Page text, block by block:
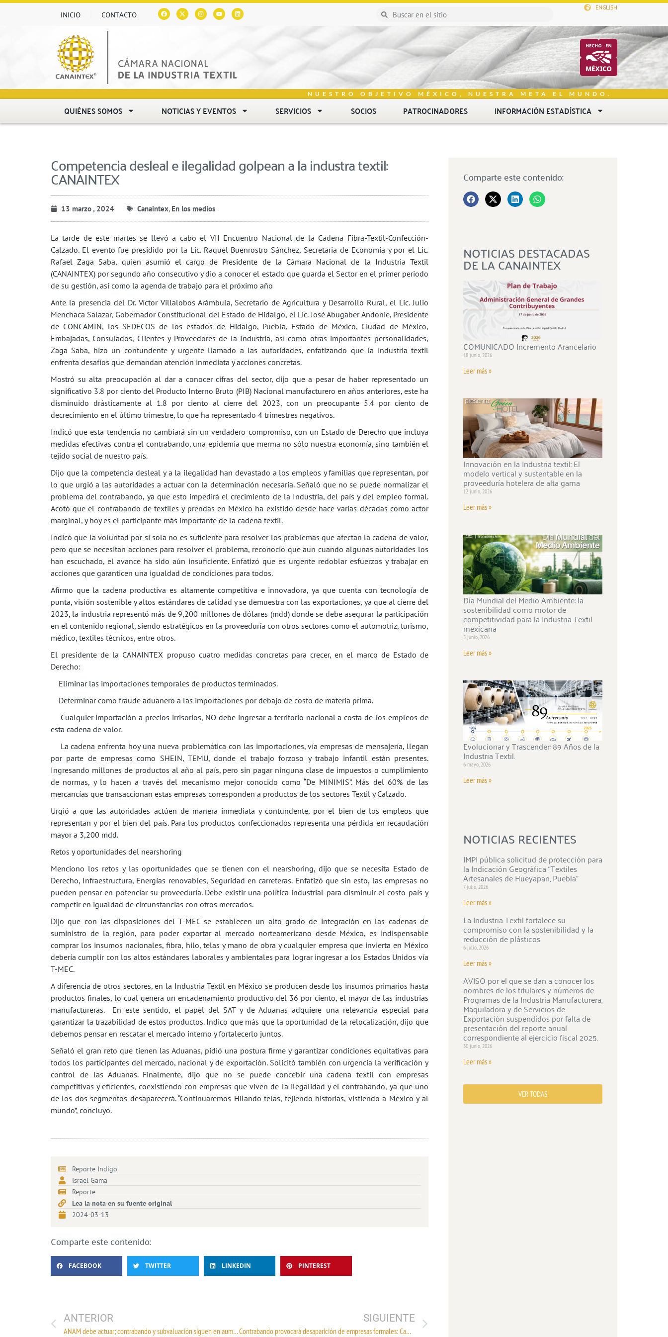
INICIO CONTACTO
ENGLISH
NUESTRO OBJETIVO MÉXICO, NUESTRA META EL MUNDO.
QUIÉNES SOMOS NOTICIAS Y EVENTOS SERVICIOS SOCIOS PATROCINADORES INFORMACIÓN ESTADÍSTICA
Competencia desleal e ilegalidad golpean a la industra textil:
CANAINTEX
13 marzo , 2024 Canaintex, En los medios
La tarde de este martes se llevó a cabo el VII Encuentro Nacional de la Cadena Fibra-Textil-Confección-
Calzado. El evento fue presidido por la Lic. Raquel Buenrostro Sánchez, Secretaria de Economía y por el Lic.
Rafael Zaga Saba, quien asumió el cargo de Presidente de la Cámara Nacional de la Industria Textil
(CANAINTEX) por segundo año consecutivo y dio a conocer el estado que guarda el Sector en el primer periodo
de su gestión, así como la agenda de trabajo para el próximo año
Ante la presencia del Dr. Víctor Villalobos Arámbula, Secretario de Agricultura y Desarrollo Rural, el Lic. Julio
Menchaca Salazar, Gobernador Constitucional del Estado de Hidalgo, el Lic. José Abugaber Andonie, Presidente
de CONCAMIN, los SEDECOS de los estados de Hidalgo, Puebla, Estado de México, Ciudad de México,
Embajadas, Consulados, Clientes y Proveedores de la Industria, así como otras importantes personalidades,
Zaga Saba, hizo un contundente y urgente llamado a las autoridades, enfatizando que la industria textil
enfrenta desafíos que demandan atención inmediata y acciones concretas.
Mostró su alta preocupación al dar a conocer cifras del sector, dijo que a pesar de haber representado un
significativo 3.8 por ciento del Producto Interno Bruto (PIB) Nacional manufacturero en años anteriores, este ha
disminuido drásticamente al 1.8 por ciento al cierre del 2023, con un preocupante 5.4 por ciento de
decrecimiento en el último trimestre, lo que ha representado 4 trimestres negativos.
Indicó que esta tendencia no cambiará sin un verdadero compromiso, con un Estado de Derecho que incluya
medidas efectivas contra el contrabando, una epidemia que merma no sólo nuestra economía, sino también el
tejido social de nuestro país.
Dijo que la competencia desleal y a la ilegalidad han devastado a los empleos y familias que representan, por
lo que urgió a las autoridades a actuar con la determinación necesaria. Señaló que no se puede normalizar el
problema del contrabando, ya que esto impedirá el crecimiento de la Industria, del país y del empleo formal.
Acotó que el contrabando de textiles y prendas en México ha existido desde hace varias décadas como actor
marginal, y hoy es el participante más importante de la cadena textil.
Indicó que la voluntad por sí sola no es suficiente para resolver los problemas que afectan la cadena de valor,
pero que se necesitan acciones para resolver el problema, reconoció que aun cuando algunas autoridades los
han escuchado, el avance ha sido aún insuficiente. Enfatizó que es urgente redoblar esfuerzos y trabajar en
acciones que garanticen una igualdad de condiciones para todos.
Afirmo que la cadena productiva es altamente competitiva e innovadora, ya que cuenta con tecnología de
punta, visión sostenible y altos estándares de calidad y se demuestra con las exportaciones, ya que al cierre del
2023, la industria representó más de 9,200 millones de dólares (mdd) donde se debe asegurar la participación
en el contenido regional, siendo estratégicos en la proveeduría con otros sectores como el automotriz, turismo,
médico, textiles técnicos, entre otros.
El presidente de la CANAINTEX propuso cuatro medidas concretas para crecer, en el marco de Estado de
Derecho:
Eliminar las importaciones temporales de productos terminados.
Determinar como fraude aduanero a las importaciones por debajo de costo de materia prima.
Cualquier importación a precios irrisorios, NO debe ingresar a territorio nacional a costa de los empleos de
esta cadena de valor.
La cadena enfrenta hoy una nueva problemática con las importaciones, vía empresas de mensajería, llegan
por parte de empresas como SHEIN, TEMU, donde el trabajo forzoso y trabajo infantil están presentes.
Ingresando millones de productos al año al país, pero sin pagar ninguna clase de impuestos o cumplimiento
de normas, y lo hacen a través del mecanismo mejor conocido como “De MINIMIS”. Más del 60% de las
mercancías que transaccionan estas empresas corresponden a productos de los sectores Textil y Calzado.
Urgió a que las autoridades actúen de manera inmediata y contundente, por el bien de los empleos que
representan y por el bien del país. Para los productos confeccionados representa una pérdida en recaudación
mayor a 3,200 mdd.
Retos y oportunidades del nearshoring
Menciono los retos y las oportunidades que se tienen con el nearshoring, dijo que se necesita Estado de
Derecho, Infraestructura, Energías renovables, Seguridad en carreteras. Enfatizó que sin esto, las empresas no
pueden pensar en potenciar su proveeduría. Debe existir una política industrial para disminuir el costo país y
competir en igualdad de circunstancias con otros mercados.
Dijo que con las disposiciones del T-MEC se establecen un alto grado de integración en las cadenas de
suministro de la región, para poder exportar al mercado norteamericano desde México, es indispensable
comprar los insumos nacionales, fibra, hilo, telas y mano de obra y cualquier empresa que invierta en México
debería cumplir con los altos estándares laborales y ambientales para lograr ingresar a los Estados Unidos vía
T-MEC.
A diferencia de otros sectores, en la Industria Textil en México se producen desde los insumos primarios hasta
productos finales, lo cual genera un encadenamiento productivo del 36 por ciento, el mayor de las industrias
manufactureras. En este sentido, el papel del SAT y de Aduanas adquiere una relevancia especial para
garantizar la trazabilidad de estos productos. Indico que más que la oportunidad de la relocalización, dijo que
debemos pensar en rescatar el mercado interno y fortalecerlo juntos.
Señaló el gran reto que tienen las Aduanas, pidió una postura firme y garantizar condiciones equitativas para
todos los participantes del mercado, nacional y de exportación. Solicitó también con urgencia la verificación y
control de las Aduanas. Finalmente, dijo que no se puede concebir una cadena textil con empresas
competitivas y eficientes, coexistiendo con empresas que viven de la ilegalidad y el contrabando, ya que uno
de los dos segmentos desaparecerá. “Continuaremos Hilando telas, tejiendo historias, vistiendo a México y al
mundo”, concluyó.
Reporte Indigo
Israel Gama
Reporte
Lea la nota en su fuente original
2024-03-13
Comparte este contenido:
FACEBOOK TWITTER LINKEDIN PINTEREST
ANTERIOR
ANAM debe actuar; contrabando y subvaluación siguen en aumento: Concamin
SIGUIENTE
Contrabando provocará desaparición de empresas formales: Canaintex
Comparte este contenido:
NOTICIAS DESTACADAS
DE LA CANAINTEX
COMUNICADO Incremento Arancelario
18 junio, 2026
Leer más »
Innovación en la Industria textil: El
modelo vertical y sustentable en la
proveeduría hotelera de alta gama
12 junio, 2026
Leer más »
Día Mundial del Medio Ambiente: la
sostenibilidad como motor de
competitividad para la Industria Textil
mexicana
5 junio, 2026
Leer más »
Evolucionar y Trascender: 89 Años de la
Industria Textil.
6 mayo, 2026
Leer más »
NOTICIAS RECIENTES
IMPI pública solicitud de protección para
la Indicación Geográfica “Textiles
Artesanales de Hueyapan, Puebla”
7 julio, 2026
Leer más »
La Industria Textil fortalece su
compromiso con la sostenibilidad y la
reducción de plásticos
6 julio, 2026
Leer más »
AVISO por el que se dan a conocer los
nombres de los titulares y números de
Programas de la Industria Manufacturera,
Maquiladora y de Servicios de
Exportación suspendidos por falta de
presentación del reporte anual
correspondiente al ejercicio fiscal 2025.
30 junio, 2026
Leer más »
VER TODAS